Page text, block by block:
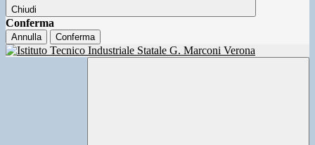
Chiudi
Conferma
Annulla Conferma